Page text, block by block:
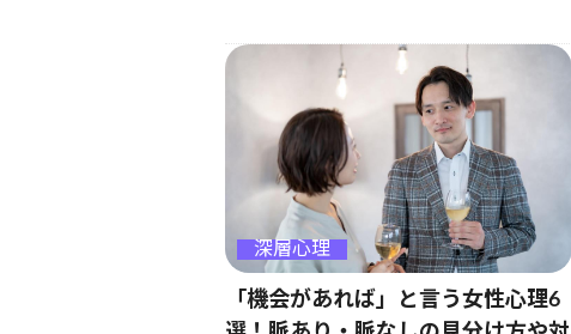
深層心理
「機会があれば」と言う女性心理6